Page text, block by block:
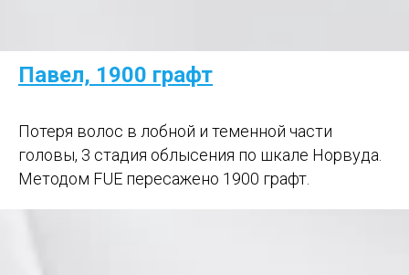
Павел, 1900 графт
Потеря волос в лобной и теменной части
головы, 3 стадия облысения по шкале Норвуда.
Методом FUE пересажено 1900 графт.